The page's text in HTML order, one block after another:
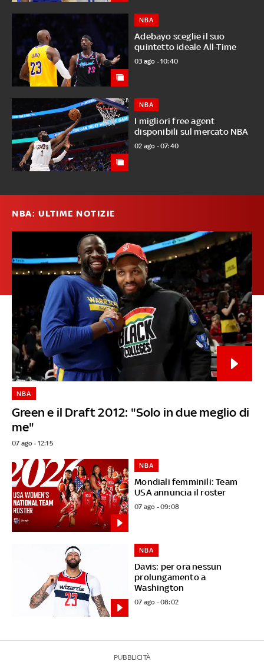
Adebayo sceglie il suo
quintetto ideale All-Time
NBA
03 ago - 10:40
I migliori free agent
disponibili sul mercato NBA
NBA
02 ago - 07:40
NBA: ULTIME NOTIZIE
Green e il Draft 2012: "Solo in due meglio di
me"
NBA
07 ago - 12:15
Mondiali femminili: Team
USA annuncia il roster
NBA
07 ago - 09:08
Davis: per ora nessun
prolungamento a
Washington
NBA
07 ago - 08:02
PUBBLICITÀ